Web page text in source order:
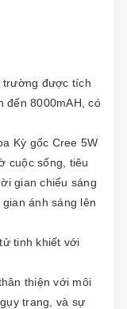
trường được tích
đến 8000mAH, có
Kỳ gốc Cree 5W
cuộc sống, tiêu
gian chiếu sáng
ánh sáng lên
tinh khiết với
thiện với môi
trang, và sự